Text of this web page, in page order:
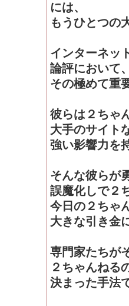
には、
もうひとつの
インターネッ
論評において
その極めて重
彼らは２ちゃ
大手のサイト
強い影響力を
そんな彼らが
誤魔化しで２
今日の２ちゃ
大きな引き金
専門家たちが
２ちゃんねる
決まった手法